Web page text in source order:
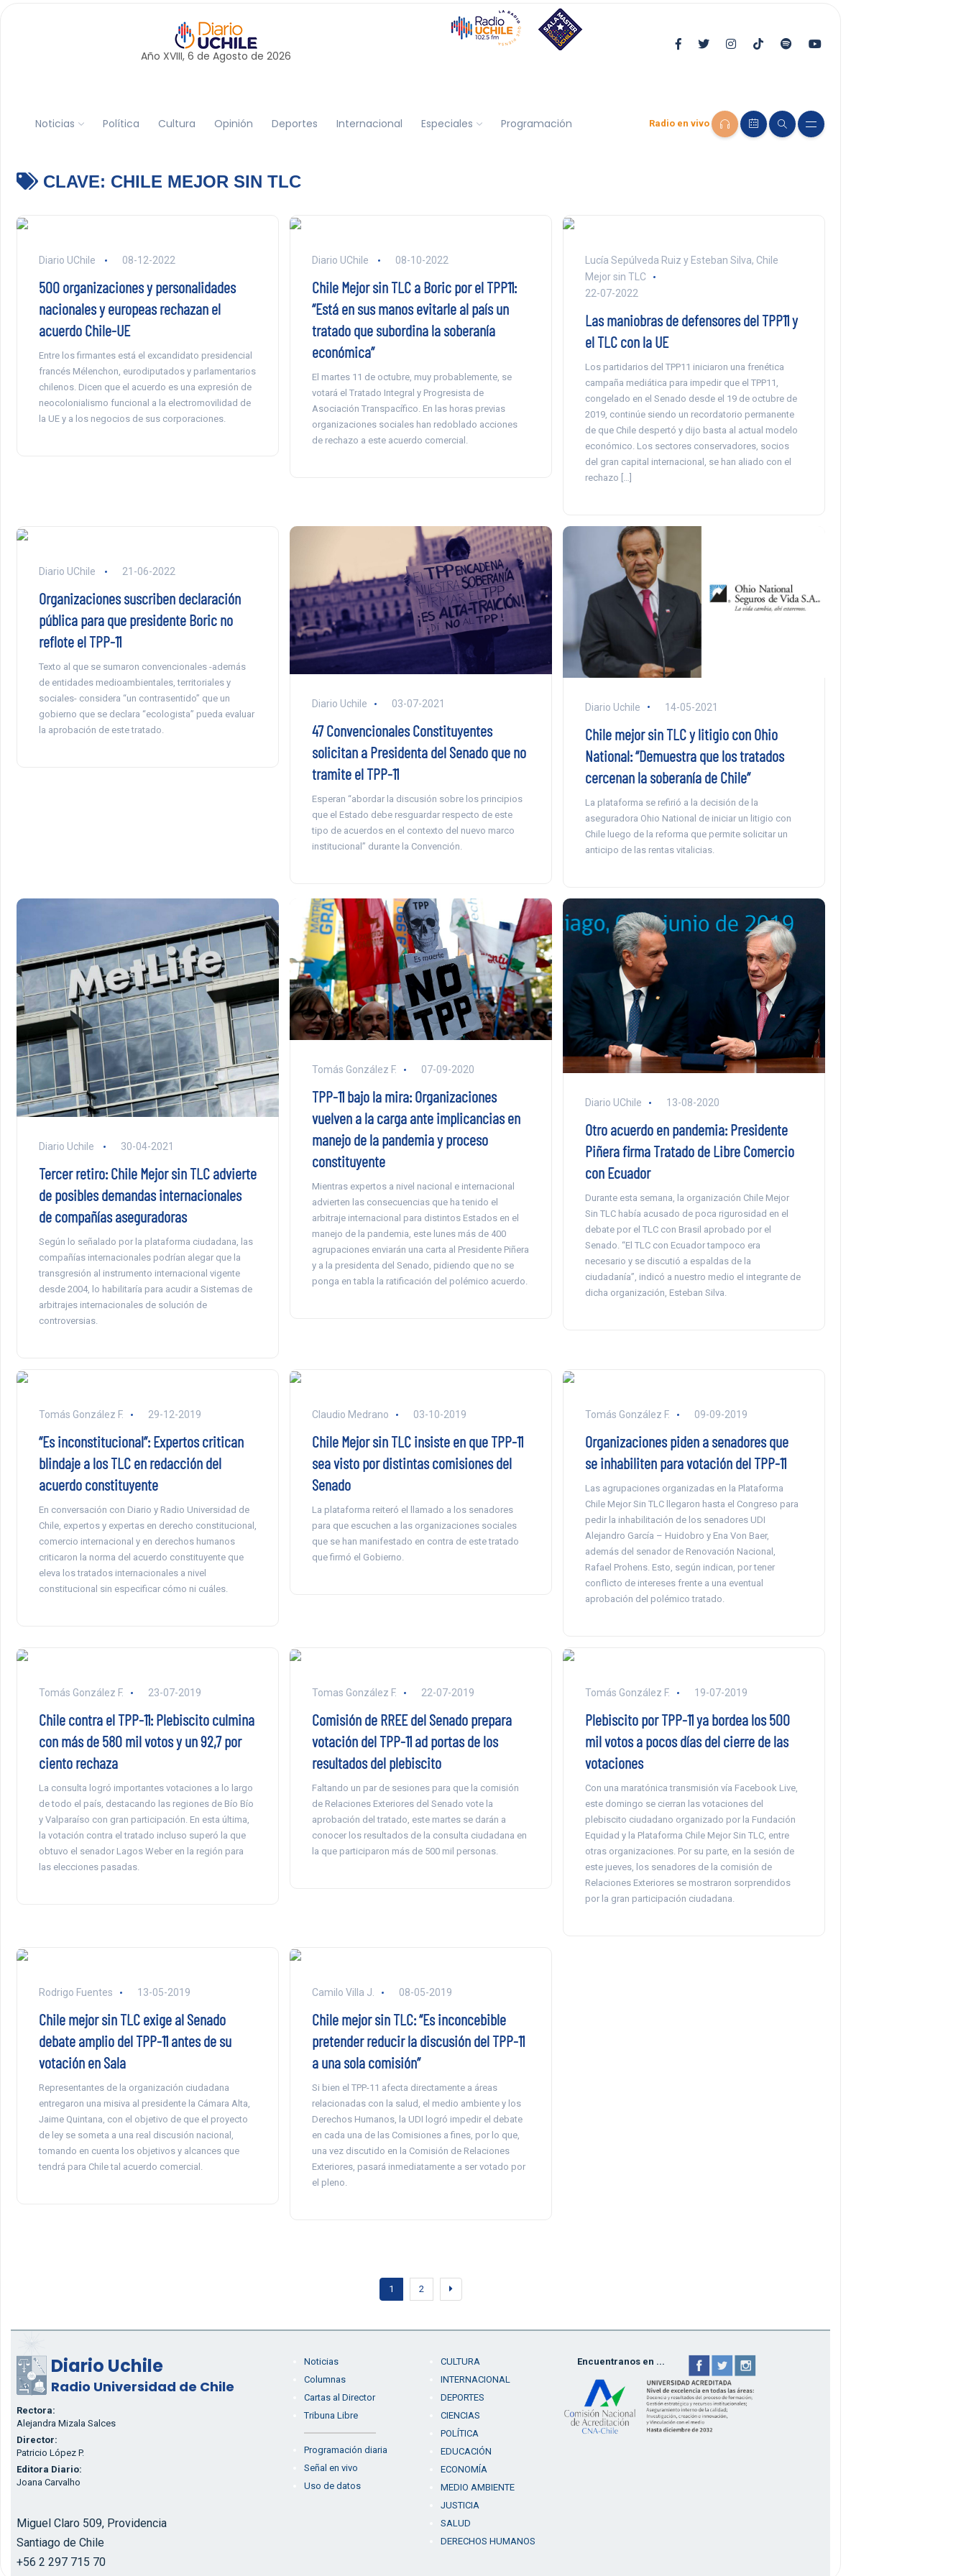
Año XVIII, 6 de Agosto de 2026
Noticias Política Cultura Opinión Deportes Internacional Especiales Programación Radio en vivo
CLAVE: CHILE MEJOR SIN TLC
Diario UChile 08-12-2022
500 organizaciones y personalidades
nacionales y europeas rechazan el
acuerdo Chile-UE
Entre los firmantes está el excandidato presidencial
francés Mélenchon, eurodiputados y parlamentarios
chilenos. Dicen que el acuerdo es una expresión de
neocolonialismo funcional a la electromovilidad de
la UE y a los negocios de sus corporaciones.
Diario UChile 08-10-2022
Chile Mejor sin TLC a Boric por el TPP11:
“Está en sus manos evitarle al país un
tratado que subordina la soberanía
económica”
El martes 11 de octubre, muy probablemente, se
votará el Tratado Integral y Progresista de
Asociación Transpacífico. En las horas previas
organizaciones sociales han redoblado acciones
de rechazo a este acuerdo comercial.
Lucía Sepúlveda Ruiz y Esteban Silva, Chile
Mejor sin TLC
22-07-2022
Las maniobras de defensores del TPP11 y
el TLC con la UE
Los partidarios del TPP11 iniciaron una frenética
campaña mediática para impedir que el TPP11,
congelado en el Senado desde el 19 de octubre de
2019, continúe siendo un recordatorio permanente
de que Chile despertó y dijo basta al actual modelo
económico. Los sectores conservadores, socios
del gran capital internacional, se han aliado con el
rechazo […]
Diario UChile 21-06-2022
Organizaciones suscriben declaración
pública para que presidente Boric no
reflote el TPP-11
Texto al que se sumaron convencionales -además
de entidades medioambientales, territoriales y
sociales- considera “un contrasentido” que un
gobierno que se declara “ecologista” pueda evaluar
la aprobación de este tratado.
Diario Uchile 03-07-2021
47 Convencionales Constituyentes
solicitan a Presidenta del Senado que no
tramite el TPP-11
Esperan “abordar la discusión sobre los principios
que el Estado debe resguardar respecto de este
tipo de acuerdos en el contexto del nuevo marco
institucional” durante la Convención.
Diario Uchile 14-05-2021
Chile mejor sin TLC y litigio con Ohio
National: “Demuestra que los tratados
cercenan la soberanía de Chile”
La plataforma se refirió a la decisión de la
aseguradora Ohio National de iniciar un litigio con
Chile luego de la reforma que permite solicitar un
anticipo de las rentas vitalicias.
Diario Uchile 30-04-2021
Tercer retiro: Chile Mejor sin TLC advierte
de posibles demandas internacionales
de compañías aseguradoras
Según lo señalado por la plataforma ciudadana, las
compañías internacionales podrían alegar que la
transgresión al instrumento internacional vigente
desde 2004, lo habilitaría para acudir a Sistemas de
arbitrajes internacionales de solución de
controversias.
Tomás González F. 07-09-2020
TPP-11 bajo la mira: Organizaciones
vuelven a la carga ante implicancias en
manejo de la pandemia y proceso
constituyente
Mientras expertos a nivel nacional e internacional
advierten las consecuencias que ha tenido el
arbitraje internacional para distintos Estados en el
manejo de la pandemia, este lunes más de 400
agrupaciones enviarán una carta al Presidente Piñera
y a la presidenta del Senado, pidiendo que no se
ponga en tabla la ratificación del polémico acuerdo.
Diario UChile 13-08-2020
Otro acuerdo en pandemia: Presidente
Piñera firma Tratado de Libre Comercio
con Ecuador
Durante esta semana, la organización Chile Mejor
Sin TLC había acusado de poca rigurosidad en el
debate por el TLC con Brasil aprobado por el
Senado. “El TLC con Ecuador tampoco era
necesario y se discutió a espaldas de la
ciudadanía”, indicó a nuestro medio el integrante de
dicha organización, Esteban Silva.
Tomás González F. 29-12-2019
“Es inconstitucional”: Expertos critican
blindaje a los TLC en redacción del
acuerdo constituyente
En conversación con Diario y Radio Universidad de
Chile, expertos y expertas en derecho constitucional,
comercio internacional y en derechos humanos
criticaron la norma del acuerdo constituyente que
eleva los tratados internacionales a nivel
constitucional sin especificar cómo ni cuáles.
Claudio Medrano 03-10-2019
Chile Mejor sin TLC insiste en que TPP-11
sea visto por distintas comisiones del
Senado
La plataforma reiteró el llamado a los senadores
para que escuchen a las organizaciones sociales
que se han manifestado en contra de este tratado
que firmó el Gobierno.
Tomás González F. 09-09-2019
Organizaciones piden a senadores que
se inhabiliten para votación del TPP-11
Las agrupaciones organizadas en la Plataforma
Chile Mejor Sin TLC llegaron hasta el Congreso para
pedir la inhabilitación de los senadores UDI
Alejandro García – Huidobro y Ena Von Baer,
además del senador de Renovación Nacional,
Rafael Prohens. Esto, según indican, por tener
conflicto de intereses frente a una eventual
aprobación del polémico tratado.
Tomás González F. 23-07-2019
Chile contra el TPP-11: Plebiscito culmina
con más de 580 mil votos y un 92,7 por
ciento rechaza
La consulta logró importantes votaciones a lo largo
de todo el país, destacando las regiones de Bío Bío
y Valparaíso con gran participación. En esta última,
la votación contra el tratado incluso superó la que
obtuvo el senador Lagos Weber en la región para
las elecciones pasadas.
Tomas González F. 22-07-2019
Comisión de RREE del Senado prepara
votación del TPP-11 ad portas de los
resultados del plebiscito
Faltando un par de sesiones para que la comisión
de Relaciones Exteriores del Senado vote la
aprobación del tratado, este martes se darán a
conocer los resultados de la consulta ciudadana en
la que participaron más de 500 mil personas.
Tomás González F. 19-07-2019
Plebiscito por TPP-11 ya bordea los 500
mil votos a pocos días del cierre de las
votaciones
Con una maratónica transmisión vía Facebook Live,
este domingo se cierran las votaciones del
plebiscito ciudadano organizado por la Fundación
Equidad y la Plataforma Chile Mejor Sin TLC, entre
otras organizaciones. Por su parte, en la sesión de
este jueves, los senadores de la comisión de
Relaciones Exteriores se mostraron sorprendidos
por la gran participación ciudadana.
Rodrigo Fuentes 13-05-2019
Chile mejor sin TLC exige al Senado
debate amplio del TPP-11 antes de su
votación en Sala
Representantes de la organización ciudadana
entregaron una misiva al presidente la Cámara Alta,
Jaime Quintana, con el objetivo de que el proyecto
de ley se someta a una real discusión nacional,
tomando en cuenta los objetivos y alcances que
tendrá para Chile tal acuerdo comercial.
Camilo Villa J. 08-05-2019
Chile mejor sin TLC: “Es inconcebible
pretender reducir la discusión del TPP-11
a una sola comisión”
Si bien el TPP-11 afecta directamente a áreas
relacionadas con la salud, el medio ambiente y los
Derechos Humanos, la UDI logró impedir el debate
en cada una de las Comisiones a fines, por lo que,
una vez discutido en la Comisión de Relaciones
Exteriores, pasará inmediatamente a ser votado por
el pleno.
1 2
Diario Uchile
Radio Universidad de Chile
Rectora:
Alejandra Mizala Salces
Director:
Patricio López P.
Editora Diario:
Joana Carvalho
Miguel Claro 509, Providencia
Santiago de Chile
+56 2 297 715 70
Noticias
Columnas
Cartas al Director
Tribuna Libre
Programación diaria
Señal en vivo
Uso de datos
CULTURA
INTERNACIONAL
DEPORTES
CIENCIAS
POLÍTICA
EDUCACIÓN
ECONOMÍA
MEDIO AMBIENTE
JUSTICIA
SALUD
DERECHOS HUMANOS
Encuentranos en ...